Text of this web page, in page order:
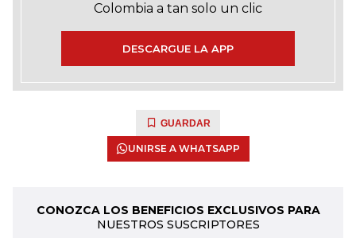
Colombia a tan solo un clic
DESCARGUE LA APP
GUARDAR
UNIRSE A WHATSAPP
CONOZCA LOS BENEFICIOS EXCLUSIVOS PARA
NUESTROS SUSCRIPTORES